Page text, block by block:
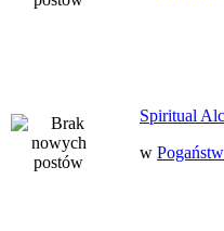
Spiritual
w